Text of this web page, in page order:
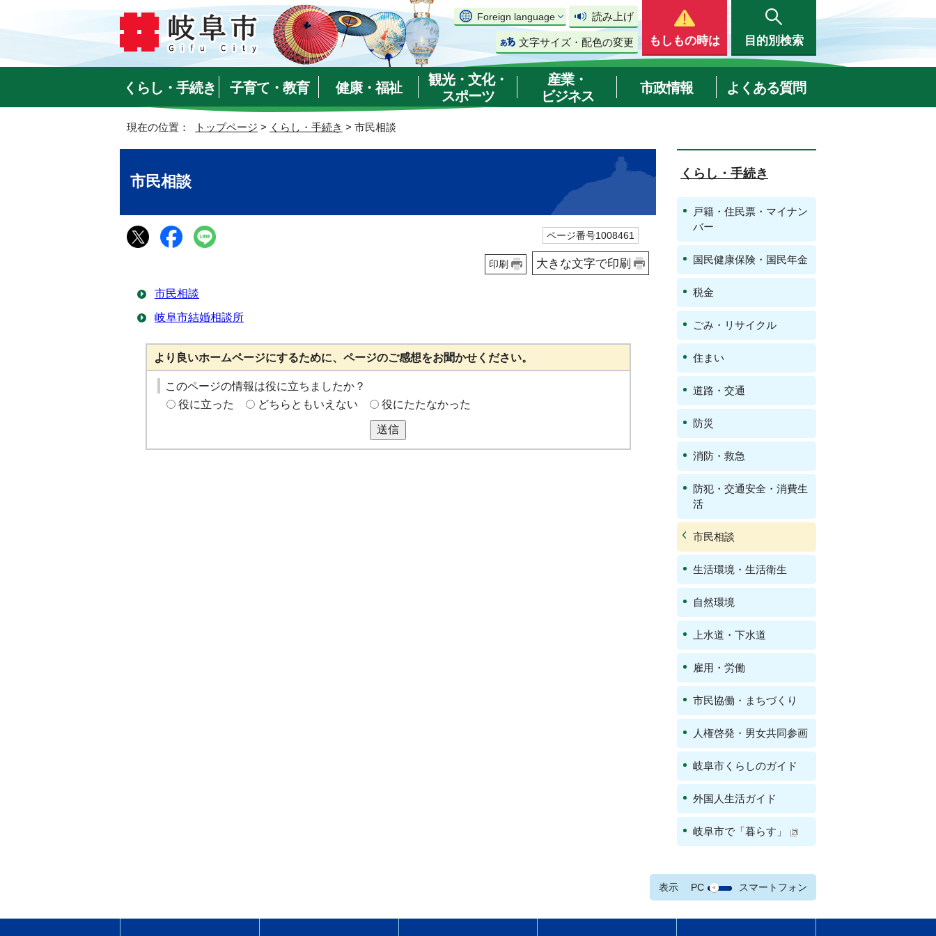
Foreign language 読み上げ
文字サイズ・配色の変更 もしもの時は 目的別検索
くらし・手続き 子育て・教育 健康・福祉
観光・文化・
スポーツ
産業・
ビジネス
市政情報 よくある質問
現在の位置： トップページ > くらし・手続き > 市民相談
市民相談
ページ番号1008461
印刷 大きな文字で印刷
市民相談
岐阜市結婚相談所
より良いホームページにするために、ページのご感想をお聞かせください。
このページの情報は役に立ちましたか？
役に立った
どちらともいえない 役にたたなかった
送信
くらし・手続き
戸籍・住民票・マイナン
バー
国民健康保険・国民年金
税金
ごみ・リサイクル
住まい
道路・交通
防災
消防・救急
防犯・交通安全・消費生
活
市民相談
生活環境・生活衛生
自然環境
上水道・下水道
雇用・労働
市民協働・まちづくり
人権啓発・男女共同参画
岐阜市くらしのガイド
外国人生活ガイド
岐阜市で「暮らす」
表示 PC スマートフォン